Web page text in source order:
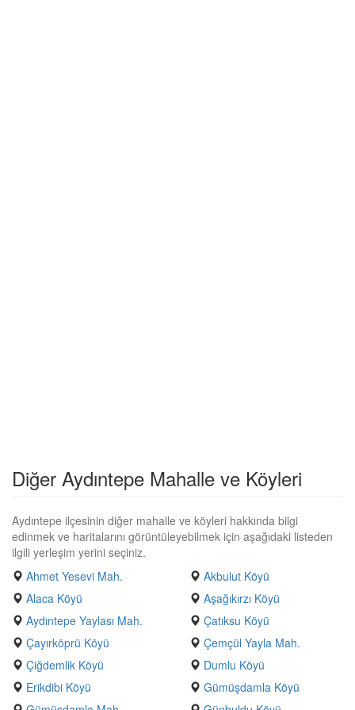
Diğer Aydıntepe Mahalle ve Köyleri
Aydıntepe ilçesinin diğer mahalle ve köyleri hakkında bilgi
edinmek ve haritalarını görüntüleyebilmek için aşağıdaki listeden
ilgili yerleşim yerini seçiniz.
Ahmet Yesevi Mah.
Akbulut Köyü
Alaca Köyü
Aşağıkırzı Köyü
Aydıntepe Yaylası Mah.
Çatıksu Köyü
Çayırköprü Köyü
Çemçül Yayla Mah.
Çiğdemlik Köyü
Dumlu Köyü
Erikdibi Köyü
Gümüşdamla Köyü